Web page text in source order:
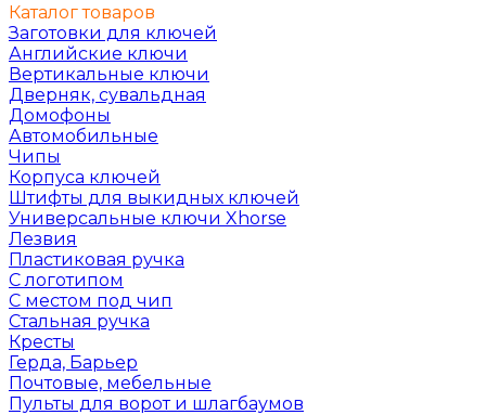
Каталог товаров
Заготовки для ключей
Английские ключи
Вертикальные ключи
Дверняк, сувальдная
Домофоны
Автомобильные
Чипы
Корпуса ключей
Штифты для выкидных ключей
Универсальные ключи Xhorse
Лезвия
Пластиковая ручка
С логотипом
С местом под чип
Стальная ручка
Кресты
Герда, Барьер
Почтовые, мебельные
Пульты для ворот и шлагбаумов